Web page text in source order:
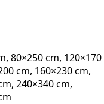
80×250 cm, 120×170
cm, 160×230 cm,
240×340 cm,